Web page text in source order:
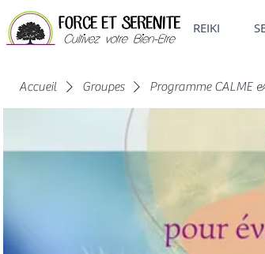
REIKI
Accueil Groupes Programme CALME